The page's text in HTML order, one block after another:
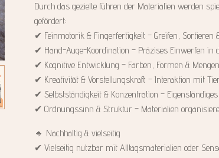
Durch das gezielte führen der Materialien werden
gefördert:
✔ Feinmotorik & Fingerfertigkeit – Greifen, Sortieren
✔ Hand-Auge-Koordination – Präzises Einwerfen in
✔ Kognitive Entwicklung – Farben, Formen &
✔ Kreativität & Vorstellungskraft – Interaktion mit
✔ Selbstständigkeit & Konzentration –
✔ Ordnungssinn & Struktur – Materialien
🔹 Nachhaltig & vielseitig
✔ Vielseitig nutzbar mit Alltagsmaterialien oder